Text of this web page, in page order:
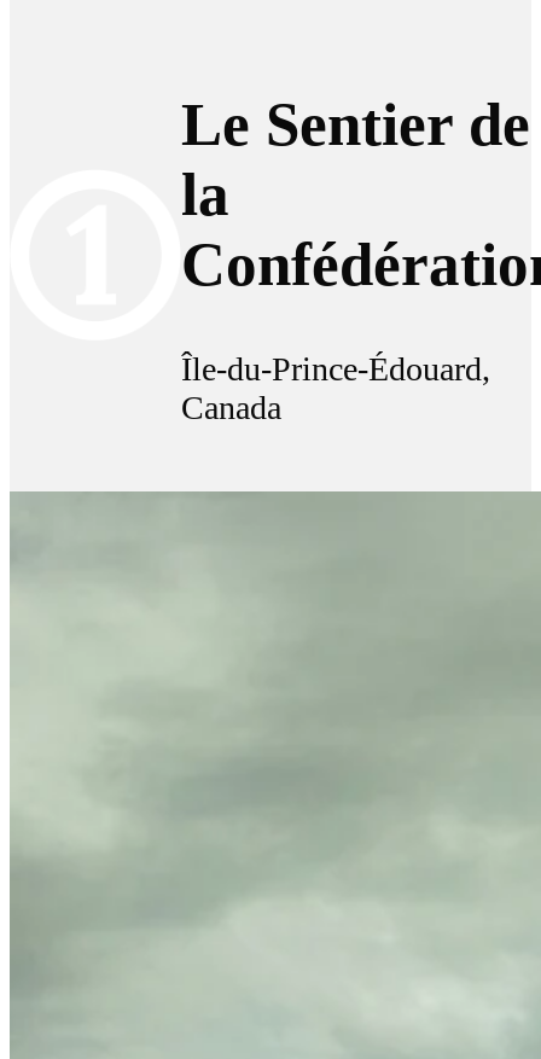
Le Sentier de
la
Île-du-Prince-Édouard,
Canada